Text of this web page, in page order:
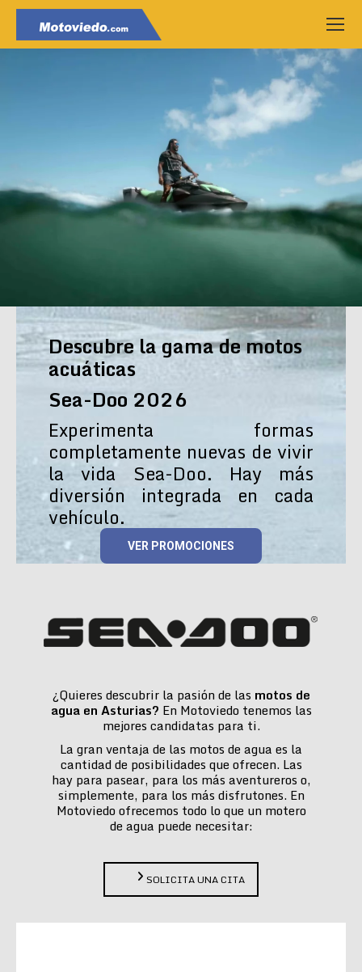
Descubre la gama de motos
acuáticas
Sea-Doo 2026
Experimenta formas
completamente nuevas de vivir
la vida Sea-Doo. Hay más
diversión integrada en cada
vehículo.
VER PROMOCIONES
¿Quieres descubrir la pasión de las motos de
agua en Asturias? En Motoviedo tenemos las
mejores candidatas para ti.
La gran ventaja de las motos de agua es la
cantidad de posibilidades que ofrecen. Las
hay para pasear, para los más aventureros o,
simplemente, para los más disfrutones. En
Motoviedo ofrecemos todo lo que un motero
de agua puede necesitar:
SOLICITA UNA CITA